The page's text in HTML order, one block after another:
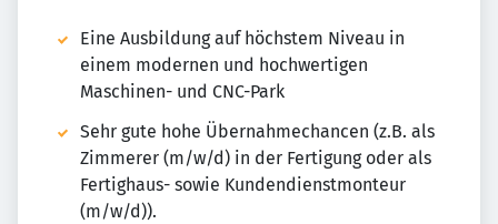
Eine Ausbildung auf höchstem Niveau in
einem modernen und hochwertigen
Maschinen- und CNC-Park
Sehr gute hohe Übernahmechancen (z.B. als
Zimmerer (m/w/d) in der Fertigung oder als
Fertighaus- sowie Kundendienstmonteur
(m/w/d)).